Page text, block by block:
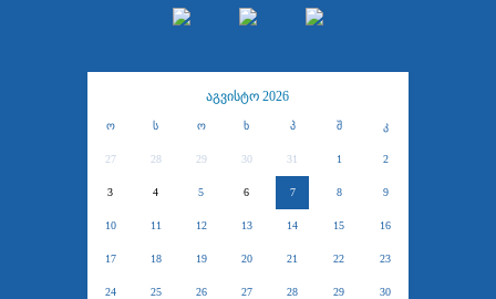
აგვისტო 2026
ო ს ო ხ პ შ კ
27 28 29 30 31 1 2
3 4 5 6 7 8 9
10 11 12 13 14 15 16
17 18 19 20 21 22 23
24 25 26 27 28 29 30